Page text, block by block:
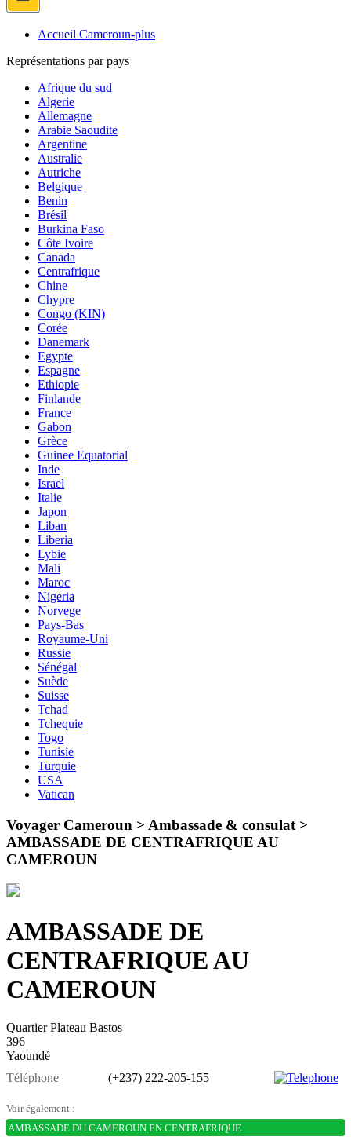
Accueil Cameroun-plus
Représentations par pays
Afrique du sud
Algerie
Allemagne
Arabie Saoudite
Argentine
Australie
Autriche
Belgique
Benin
Brésil
Burkina Faso
Côte Ivoire
Canada
Centrafrique
Chine
Chypre
Congo (KIN)
Corée
Danemark
Egypte
Espagne
Ethiopie
Finlande
France
Gabon
Grèce
Guinee Equatorial
Inde
Israel
Italie
Japon
Liban
Liberia
Lybie
Mali
Maroc
Nigeria
Norvege
Pays-Bas
Royaume-Uni
Russie
Sénégal
Suède
Suisse
Tchad
Tchequie
Togo
Tunisie
Turquie
USA
Vatican
Voyager Cameroun > Ambassade & consulat >
AMBASSADE DE CENTRAFRIQUE AU
CAMEROUN
AMBASSADE DE
CENTRAFRIQUE AU
CAMEROUN
Quartier Plateau Bastos
396
Yaoundé
Téléphone
(+237) 222-205-155
Voir également :
AMBASSADE DU CAMEROUN EN CENTRAFRIQUE